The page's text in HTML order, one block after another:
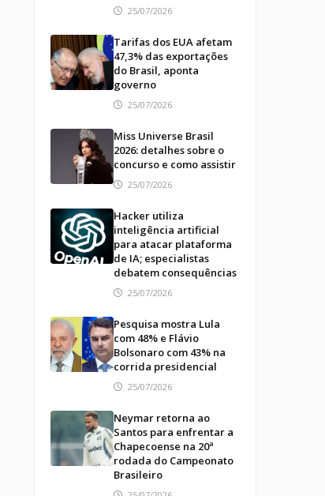
25/07/2026
Tarifas dos EUA afetam
47,3% das exportações
do Brasil, aponta
governo
25/07/2026
Miss Universe Brasil
2026: detalhes sobre o
concurso e como assistir
25/07/2026
Hacker utiliza
inteligência artificial
para atacar plataforma
de IA; especialistas
debatem consequências
25/07/2026
Pesquisa mostra Lula
com 48% e Flávio
Bolsonaro com 43% na
corrida presidencial
25/07/2026
Neymar retorna ao
Santos para enfrentar a
Chapecoense na 20ª
rodada do Campeonato
Brasileiro